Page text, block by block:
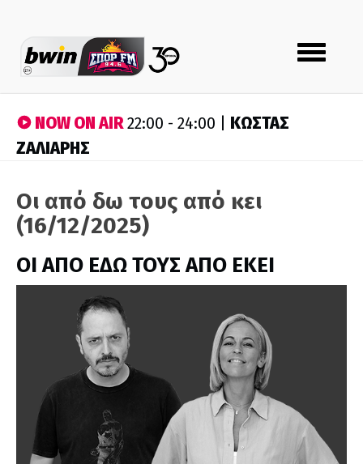
Toggle
navigation
NOW ON AIR22:00 - 24:00 | ΚΩΣΤΑΣ
ΖΑΛΙΑΡΗΣ
Οι από δω τους από κει
(16/12/2025)
ΟΙ ΑΠΟ ΕΔΩ ΤΟΥΣ ΑΠΟ ΕΚΕΙ